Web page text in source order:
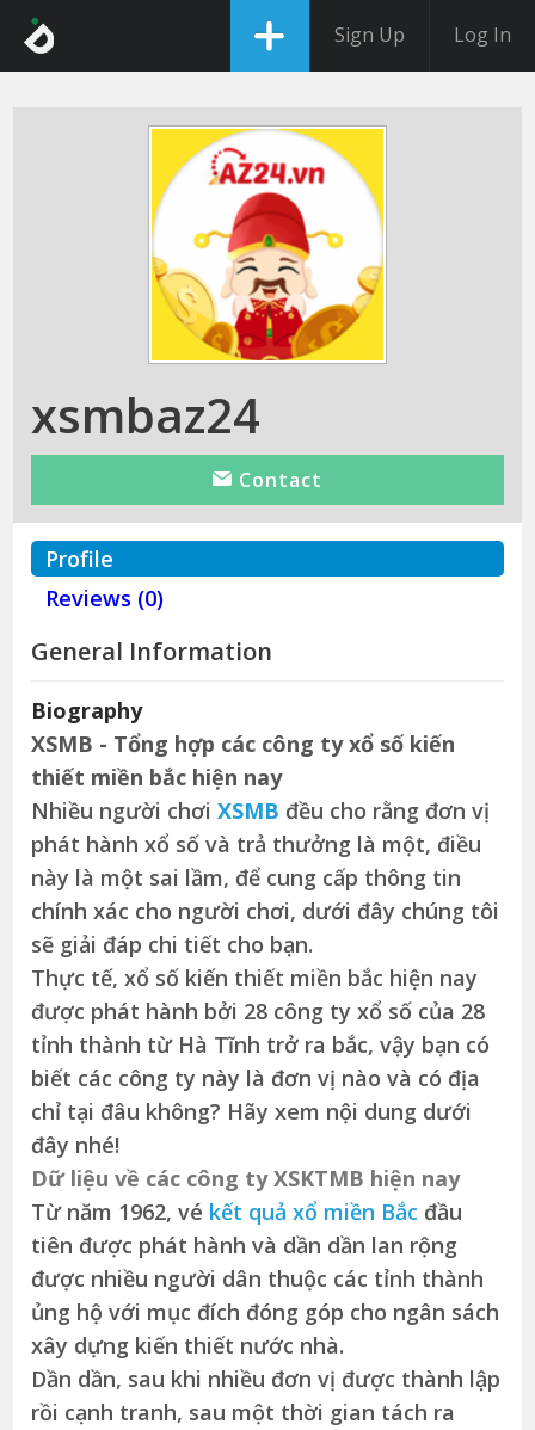
Sign Up Log In
xsmbaz24
Contact
Profile
Reviews (0)
General Information
Biography
XSMB - Tổng hợp các công ty xổ số kiến
thiết miền bắc hiện nay
Nhiều người chơiXSMB đều cho rằng đơn vị
phát hành xổ số và trả thưởng là một, điều
này là một sai lầm, để cung cấp thông tin
chính xác cho người chơi, dưới đây chúng tôi
sẽ giải đáp chi tiết cho bạn.
Thực tế, xổ số kiến thiết miền bắc hiện nay
được phát hành bởi 28 công ty xổ số của 28
tỉnh thành từ Hà Tĩnh trở ra bắc, vậy bạn có
biết các công ty này là đơn vị nào và có địa
chỉ tại đâu không? Hãy xem nội dung dưới
đây nhé!
Dữ liệu về các công ty XSKTMB hiện nay
Từ năm 1962, vé kết quả xổ miền Bắc đầu
tiên được phát hành và dần dần lan rộng
được nhiều người dân thuộc các tỉnh thành
ủng hộ với mục đích đóng góp cho ngân sách
xây dựng kiến thiết nước nhà.
Dần dần, sau khi nhiều đơn vị được thành lập
rồi cạnh tranh, sau một thời gian tách ra